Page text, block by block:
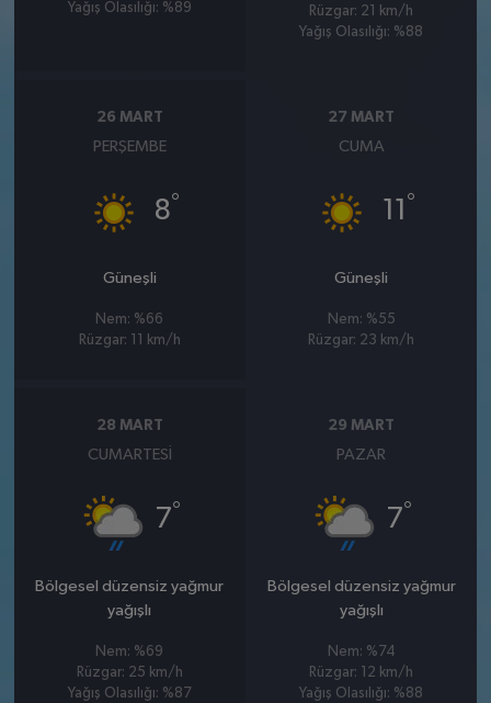
Yağış Olasılığı: %89
Rüzgar: 21 km/h
Yağış Olasılığı: %88
26 MART
PERŞEMBE
8°
Güneşli
Nem: %66
Rüzgar: 11 km/h
27 MART
CUMA
11 °
Güneşli
Nem: %55
Rüzgar: 23 km/h
28 MART
CUMARTESI
7°
Bölgesel düzensiz yağmur
yağışlı
Nem: %69
Rüzgar: 25 km/h
Yağış Olasılığı: %87
29 MART
PAZAR
7°
Bölgesel düzensiz yağmur
yağışlı
Nem: %74
Rüzgar: 12 km/h
Yağış Olasılığı: %88